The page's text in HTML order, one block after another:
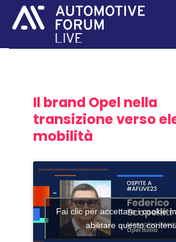
Il brand Opel nella
transizione verso
mobilità
Fai clic per accettare i cookie
abilitare questo